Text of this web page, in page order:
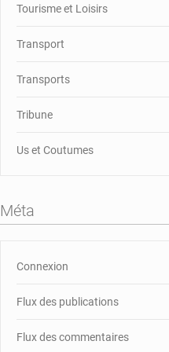
Tourisme et Loisirs
Transport
Transports
Tribune
Us et Coutumes
Méta
Connexion
Flux des publications
Flux des commentaires